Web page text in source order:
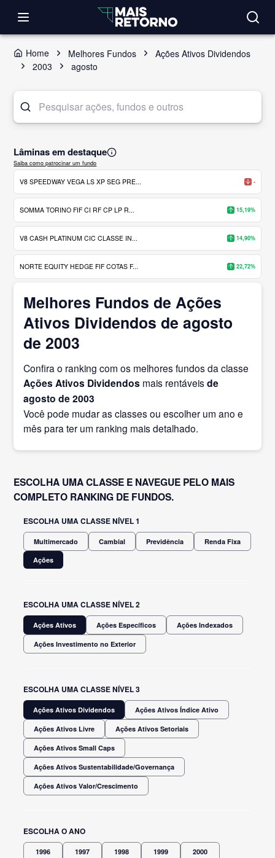
Home Melhores Fundos
Ações Ativos Dividendos
2003
agosto
Lâminas em destaque
Saiba como patrocinar um fundo
V8 SPEEDWAY VEGA LS XP SEG PRE... -
SOMMA TORINO FIF CI RF CP LP R... 15,19%
V8 CASH PLATINUM CIC CLASSE IN... 14,90%
NORTE EQUITY HEDGE FIF COTAS F... 22,72%
Melhores Fundos de Ações
Ativos Dividendos de agosto
de 2003
Confira o ranking com os melhores fundos da classe
Ações Ativos Dividendos mais rentáveisde
agosto de 2003
Você pode mudar as classes ou escolher um ano e
mês para ter um ranking mais detalhado.
ESCOLHA UMA CLASSE E NAVEGUE PELO MAIS
COMPLETO RANKING DE FUNDOS.
ESCOLHA UMA CLASSE NÍVEL 1
Multimercado Cambial Previdência
Renda Fixa
Ações
ESCOLHA UMA CLASSE NÍVEL 2
Ações Ativos Ações Específicos Ações Indexados
Ações Investimento no Exterior
ESCOLHA UMA CLASSE NÍVEL 3
Ações Ativos Dividendos Ações Ativos Índice Ativo
Ações Ativos Livre Ações Ativos Setoriais
Ações Ativos Small Caps
Ações Ativos Sustentabilidade/Governança
Ações Ativos Valor/Crescimento
ESCOLHA O ANO
1996 1997 1998 1999 2000